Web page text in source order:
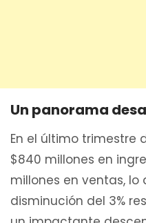
Un panorama
En el último trimestre
$840 millones en
millones en ventas,
disminución del 3%